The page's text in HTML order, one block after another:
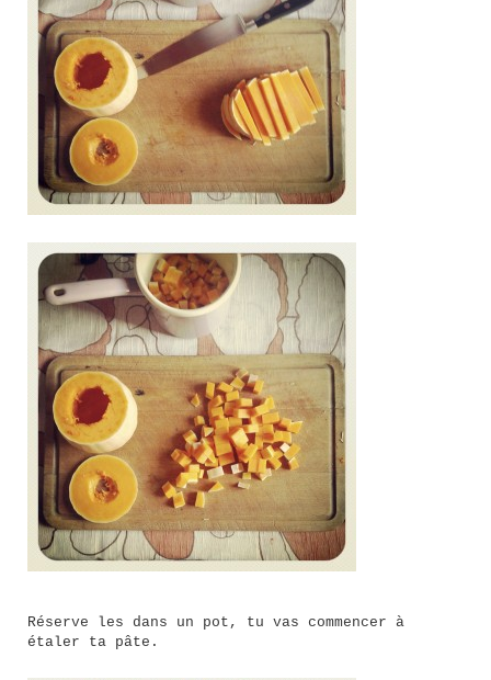
Réserve les dans un pot, tu vas commencer à
étaler ta pâte.